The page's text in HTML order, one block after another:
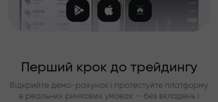
Перший крок до трейдингу
Відкрийте демо-рахунок і протестуйте платформу
в реальних ринкових умовах — без вкладень і